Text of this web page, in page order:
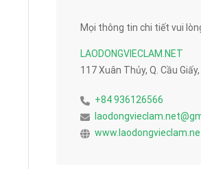
Mọi thông tin chi tiết vui
LAODONGVIECLAM.NET
117 Xuân Thủy, Q. Cầu Giấy,
+84 936126566